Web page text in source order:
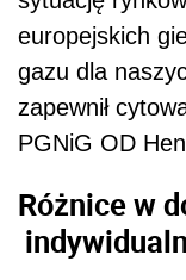
europejskich
gazu dla
zapewnił
PGNiG OD
Różnice w